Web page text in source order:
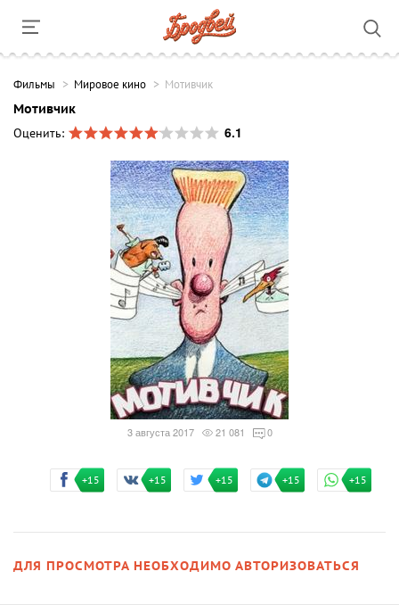
Фильмы Мировое кино Мотивчик
Мотивчик
Оценить:
6.1
3 августа 2017 21 081 0
+15 +15 +15 +15 +15
ДЛЯ ПРОСМОТРА НЕОБХОДИМО АВТОРИЗОВАТЬСЯ